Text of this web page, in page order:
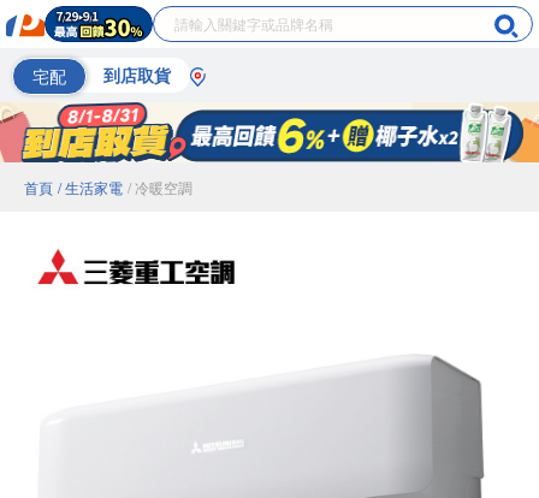
宅配 到店取貨
首頁 / 生活家電 / 冷暖空調